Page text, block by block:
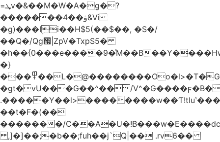
=ܜv�&��M�W�A�g�?
�������4��ۋ&Vi
�g)���Iܹi��H$5(��$��, �S�/
��Q�/Qg՗|ZpV�TxpS5�
�h��{0���e����9�ͯM��B
�}
���߾��L�@��������Oo�l>�T�GO���p{�*�Smmn������GM���A��?
�gt�vU���G��^�� /
��t�F�(��
�������/
,]�]��;�b��;fuh��j`Q|�� .rv6��